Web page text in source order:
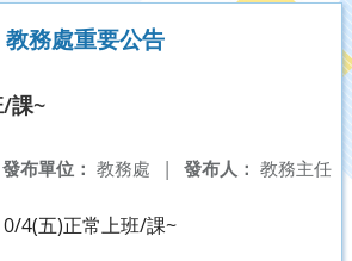
教務處重要公告
課~
發布人： 教務主任
發布單位： 教務處 |
4(五)正常上班/課~